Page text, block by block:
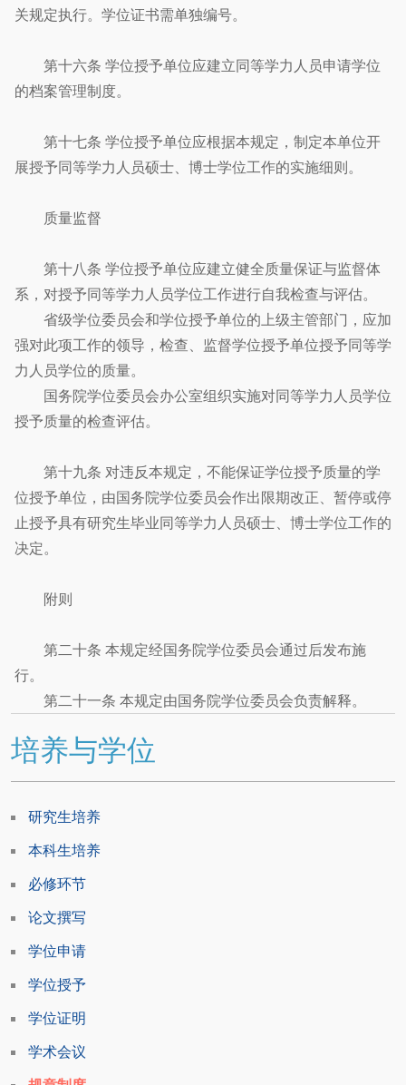
关规定执行。学位证书需单独编号。
第十六条 学位授予单位应建立同等学力人员申请学位
的档案管理制度。
第十七条 学位授予单位应根据本规定，制定本单位开
展授予同等学力人员硕士、博士学位工作的实施细则。
质量监督
第十八条 学位授予单位应建立健全质量保证与监督体
系，对授予同等学力人员学位工作进行自我检查与评估。
省级学位委员会和学位授予单位的上级主管部门，应加
强对此项工作的领导，检查、监督学位授予单位授予同等学
力人员学位的质量。
国务院学位委员会办公室组织实施对同等学力人员学位
授予质量的检查评估。
第十九条 对违反本规定，不能保证学位授予质量的学
位授予单位，由国务院学位委员会作出限期改正、暂停或停
止授予具有研究生毕业同等学力人员硕士、博士学位工作的
决定。
附则
第二十条 本规定经国务院学位委员会通过后发布施
行。
第二十一条 本规定由国务院学位委员会负责解释。
培养与学位
研究生培养
本科生培养
必修环节
论文撰写
学位申请
学位授予
学位证明
学术会议